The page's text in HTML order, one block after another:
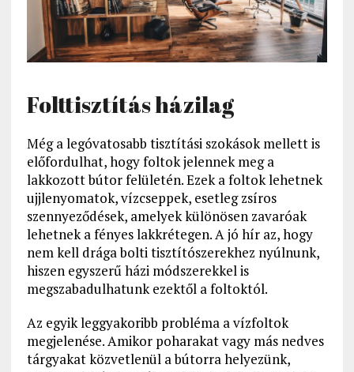
Folttisztítás házilag
Még a legóvatosabb tisztítási szokások mellett is
előfordulhat, hogy foltok jelennek meg a
lakkozott bútor felületén. Ezek a foltok lehetnek
ujjlenyomatok, vízcseppek, esetleg zsíros
szennyeződések, amelyek különösen zavaróak
lehetnek a fényes lakkrétegen. A jó hír az, hogy
nem kell drága bolti tisztítószerekhez nyúlnunk,
hiszen egyszerű házi módszerekkel is
megszabadulhatunk ezektől a foltoktól.
Az egyik leggyakoribb probléma a vízfoltok
megjelenése. Amikor poharakat vagy más nedves
tárgyakat közvetlenül a bútorra helyezünk,